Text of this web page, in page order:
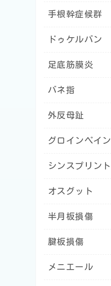
手根幹症候群
ドゥケルバン
足底筋膜炎
バネ指
外反母趾
グロインペイン
シンスプリント
オスグット
半月板損傷
腱板損傷
メニエール